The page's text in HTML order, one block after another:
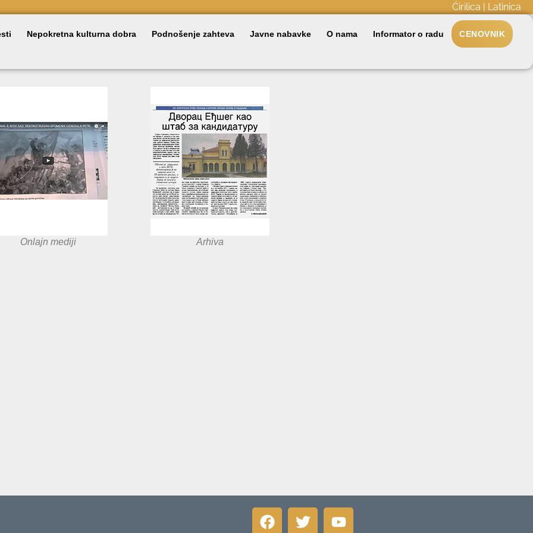
Ćirilica | Latinica
Nepokretna kulturna dobra Podnošenje zahteva Javne nabavke O nama Informator o radu CENOVNIK
Onlajn mediji Arhiva